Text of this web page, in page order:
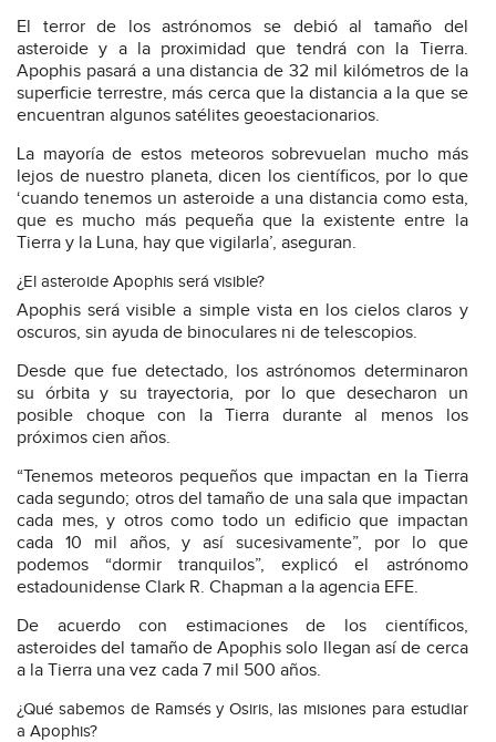
El terror de los astrónomos se debió al tamaño del
asteroide y a la proximidad que tendrá con la Tierra.
Apophis pasará a una distancia de 32 mil kilómetros de la
superficie terrestre, más cerca que la distancia a la que se
encuentran algunos satélites geoestacionarios.
La mayoría de estos meteoros sobrevuelan mucho más
lejos de nuestro planeta, dicen los científicos, por lo que
‘cuando tenemos un asteroide a una distancia como esta,
que es mucho más pequeña que la existente entre la
Tierra y la Luna, hay que vigilarla’, aseguran.
¿El asteroide Apophis será visible?
Apophis será visible a simple vista en los cielos claros y
oscuros, sin ayuda de binoculares ni de telescopios.
Desde que fue detectado, los astrónomos determinaron
su órbita y su trayectoria, por lo que desecharon un
posible choque con la Tierra durante al menos los
próximos cien años.
“Tenemos meteoros pequeños que impactan en la Tierra
cada segundo; otros del tamaño de una sala que impactan
cada mes, y otros como todo un edificio que impactan
cada 10 mil años, y así sucesivamente”, por lo que
podemos “dormir tranquilos”, explicó el astrónomo
estadounidense Clark R. Chapman a la agencia EFE.
De acuerdo con estimaciones de los científicos,
asteroides del tamaño de Apophis solo llegan así de cerca
a la Tierra una vez cada 7 mil 500 años.
¿Qué sabemos de Ramsés y Osiris, las misiones para estudiar
a Apophis?